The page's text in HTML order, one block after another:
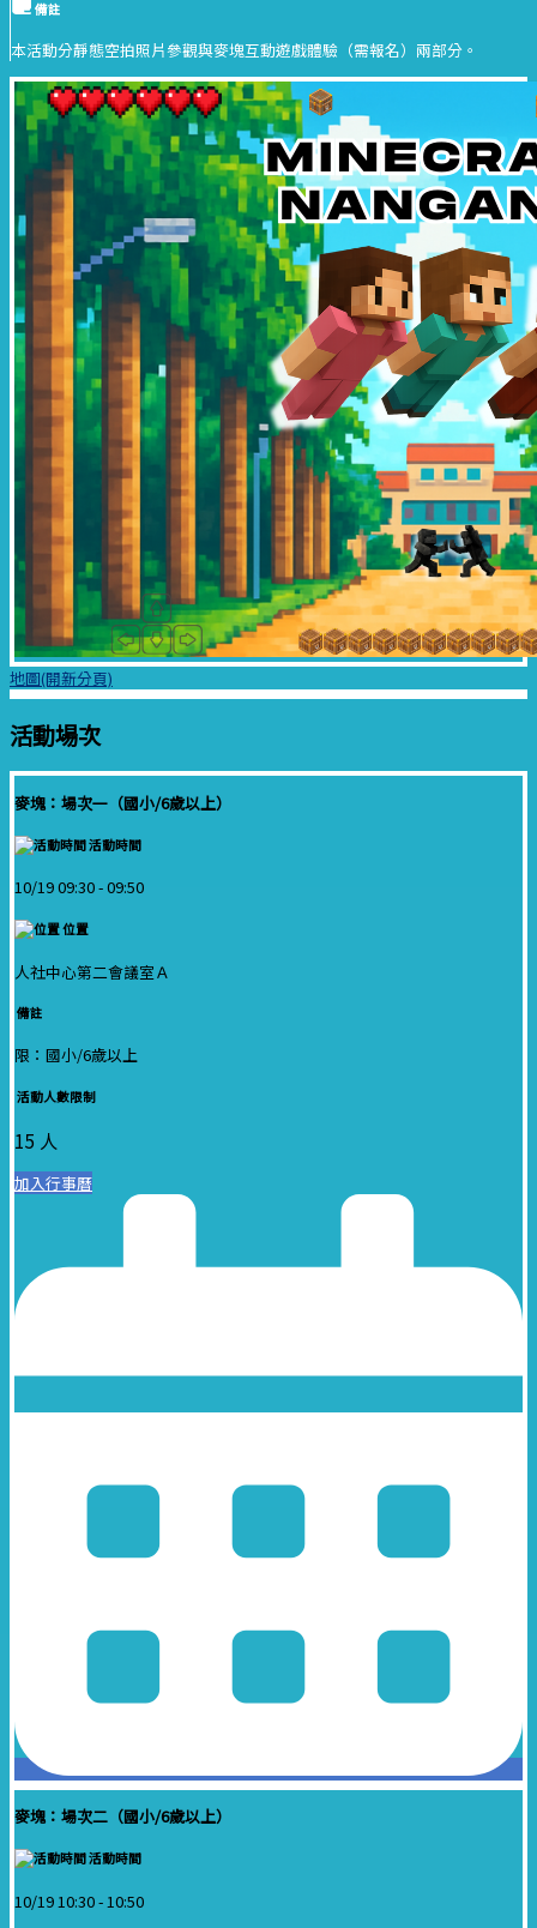
備註
本活動分靜態空拍照片參觀與麥塊互動遊戲體驗（需報名）兩部分。
地圖(開新分頁)
活動場次
麥塊：場次一（國小/6歲以上）
活動時間
10/19 09:30 -09:50
位置
人社中心第二會議室Ａ
備註
限：國小/6歲以上
活動人數限制
15 人
加入行事曆
麥塊：場次二（國小/6歲以上）
活動時間
10/19 10:30 -10:50